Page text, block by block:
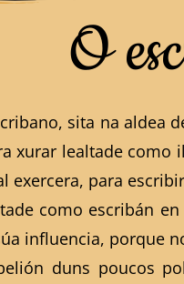
O
sita na aldea
xurar lealtade
exercera, para
como escribán
influencia, porque
duns poucos